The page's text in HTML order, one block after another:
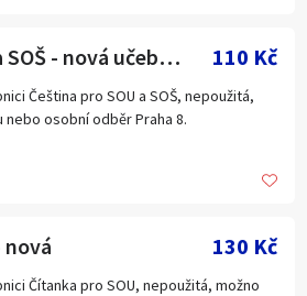
Čeština pro SOU a SOŠ - nová učebnice 110 Kč
Čeština pro SOU a SOŠ, nepoužitá,
osobní odběr Praha 8.
nová 130 Kč
Čítanka pro SOU, nepoužitá, možno